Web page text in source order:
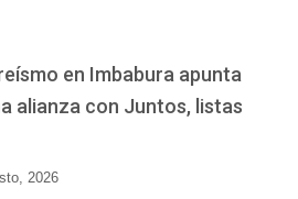
en Imbabura apunta
alianza con Juntos, listas
2026